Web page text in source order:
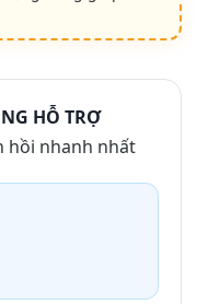
HỖ TRỢ
hồi nhanh nhất